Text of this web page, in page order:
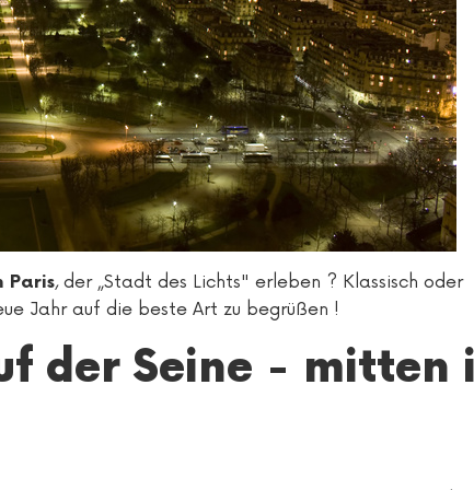
Paris, der „Stadt des Lichts" erleben ? Klassisch oder
Jahr auf die beste Art zu begrüßen !
der Seine - mitten